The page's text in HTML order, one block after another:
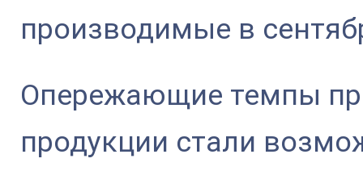
производимые в
Опережающие темпы
продукции стали